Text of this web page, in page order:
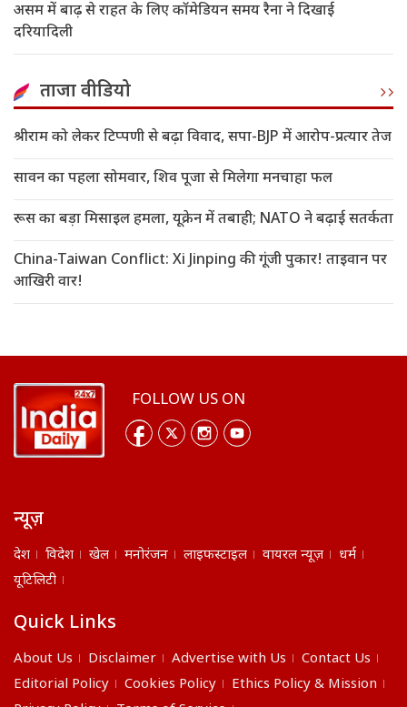
असम में बाढ़ से राहत के लिए कॉमेडियन समय रैना ने दिखाई
दरियादिली
ताजा वीडियो
श्रीराम को लेकर टिप्पणी से बढ़ा विवाद, सपा-BJP में आरोप-प्रत्यार तेज
सावन का पहला सोमवार, शिव पूजा से मिलेगा मनचाहा फल
रूस का बड़ा मिसाइल हमला, यूक्रेन में तबाही; NATO ने बढ़ाई सतर्कता
China-Taiwan Conflict: Xi Jinping की गूंजी पुकार! ताइवान पर
आखिरी वार!
FOLLOW US ON
न्यूज़
देश विदेश खेल मनोरंजन लाइफस्टाइल वायरल न्यूज़
धर्म
यूटिलिटी
Quick Links
About Us Disclaimer Advertise with Us
Contact Us
Editorial Policy
Cookies Policy
Ethics Policy & Mission